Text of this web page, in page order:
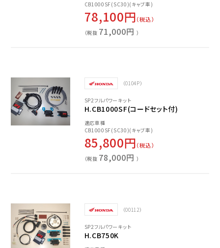
CB1000SF(SC30)(キャブ車)
78,100円（税込）
（税抜 71,000円 ）
（0104P）
SP2フルパワーキット
H.CB1000SF(コードセット付)
適応車種
CB1000SF(SC30)(キャブ車)
85,800円（税込）
（税抜 78,000円 ）
（00112）
SP2フルパワーキット
H.CB750K